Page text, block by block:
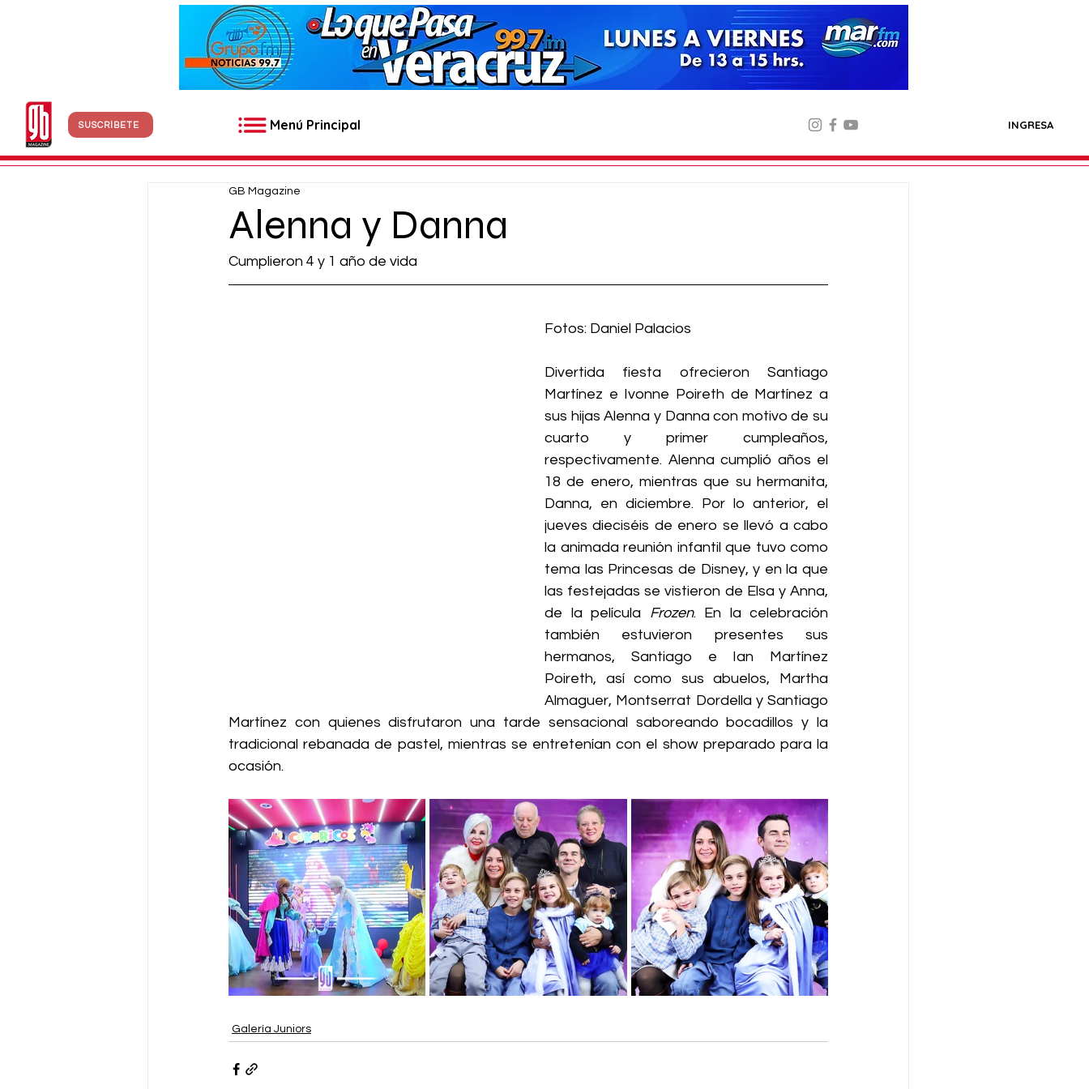
SUSCRÍBETE Menú Principal INGRESA
Alenna y Danna
GB Magazine
Cumplieron 4 y 1 año de vida
Fotos: Daniel Palacios
Divertida fiesta ofrecieron Santiago
Martínez e Ivonne Poireth de Martínez a
sus hijas Alenna y Danna con motivo de su
cuarto y primer cumpleaños,
respectivamente. Alenna cumplió años el
18 de enero, mientras que su hermanita,
Danna, en diciembre. Por lo anterior, el
jueves dieciséis de enero se llevó a cabo
la animada reunión infantil que tuvo como
tema las Princesas de Disney, y en la que
las festejadas se vistieron de Elsa y Anna,
de la película Frozen. En la celebración
también estuvieron presentes sus
hermanos, Santiago e Ian Martínez
Poireth, así como sus abuelos, Martha
Almaguer, Montserrat Dordella y Santiago
Martínez con quienes disfrutaron una tarde sensacional saboreando bocadillos y la
tradicional rebanada de pastel, mientras se entretenían con el show preparado para la
ocasión.
Galería Juniors